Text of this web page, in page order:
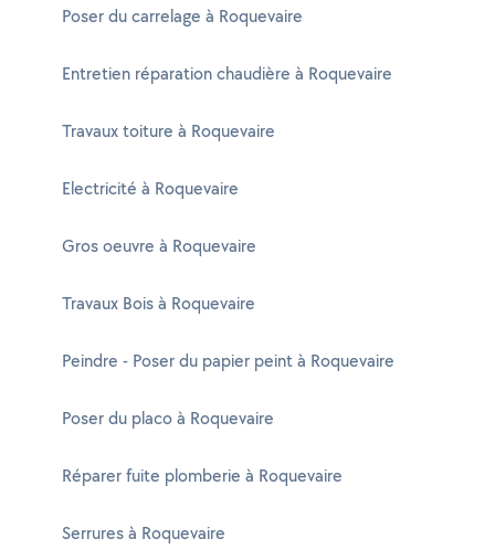
Poser du carrelage à Roquevaire
Entretien réparation chaudière à Roquevaire
Travaux toiture à Roquevaire
Electricité à Roquevaire
Gros oeuvre à Roquevaire
Travaux Bois à Roquevaire
Peindre - Poser du papier peint à Roquevaire
Poser du placo à Roquevaire
Réparer fuite plomberie à Roquevaire
Serrures à Roquevaire